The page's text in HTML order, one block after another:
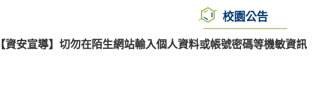
校園公告
【資安宣導】切勿在陌生網站輸入個人資料或帳號密碼等機敏資訊